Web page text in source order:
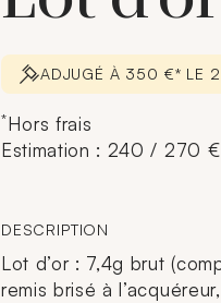
ADJUGÉ À 350 €* LE
*Hors frais
Estimation : 240 / 270 €
DESCRIPTION
Lot d’or : 7,4g brut
remis brisé à